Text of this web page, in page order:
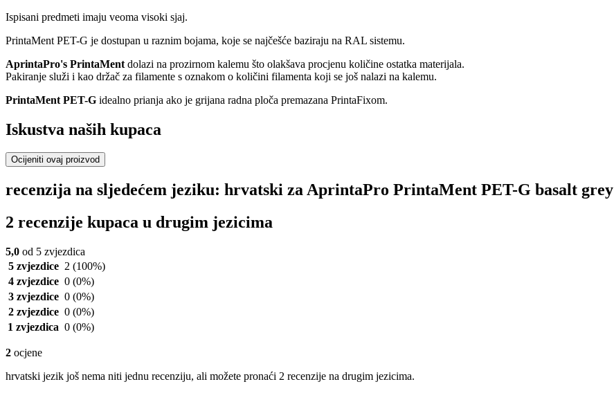
Ispisani predmeti imaju veoma visoki sjaj.
PrintaMent PET-G je dostupan u raznim bojama, koje se najčešće baziraju na RAL sistemu.
AprintaPro's PrintaMent dolazi na prozirnom kalemu što olakšava procjenu količine ostatka materijala.
Pakiranje služi i kao držač za filamente s oznakom o količini filamenta koji se još nalazi na kalemu.
PrintaMent PET-G idealno prianja ako je grijana radna ploča premazana PrintaFixom.
Iskustva naših kupaca
Ocijeniti ovaj proizvod
recenzija na sljedećem jeziku: hrvatski za AprintaPro PrintaMent PET-G basalt grey
2 recenzije kupaca u drugim jezicima
5,0 od 5 zvjezdica
5 zvjezdice 2 (100%)
4 zvjezdice 0 (0%)
3 zvjezdice 0 (0%)
2 zvjezdice 0 (0%)
1 zvjezdica 0 (0%)
2 ocjene
hrvatski jezik još nema niti jednu recenziju, ali možete pronaći 2 recenzije na drugim jezicima.